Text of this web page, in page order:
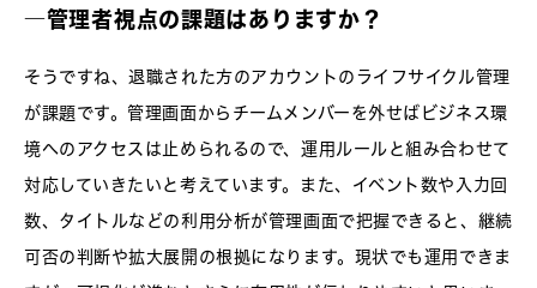
―管理者視点の課題はありますか？
そうですね、退職された方のアカウントのライフサイクル管理
が課題です。管理画面からチームメンバーを外せばビジネス環
境へのアクセスは止められるので、運用ルールと組み合わせて
対応していきたいと考えています。また、イベント数や入力回
数、タイトルなどの利用分析が管理画面で把握できると、継続
可否の判断や拡大展開の根拠になります。現状でも運用できま